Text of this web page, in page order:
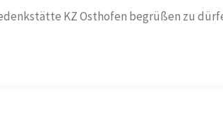
KZ Osthofen begrüßen zu